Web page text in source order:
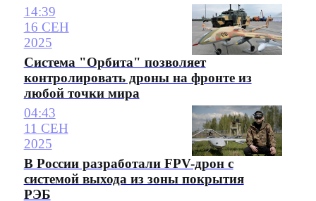
14:39
16 СЕН
2025
Система "Орбита" позволяет
контролировать дроны на фронте из
любой точки мира
04:43
11 СЕН
2025
В России разработали FPV-дрон с
системой выхода из зоны покрытия
РЭБ